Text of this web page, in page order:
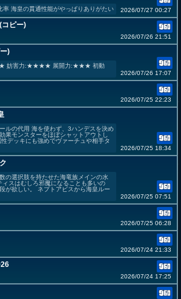
率 海皇の貫通性能がやっぱりありがたい 2026/07/27 00:27
コピー)
2026/07/26 21:51
)
妨害力:★★★★ 展開力:★★★ 初動
2026/07/26 17:07
2026/07/25 22:23
ルの代用 海を使わず、3ハンデスを決め
果モンスターをほぼシャットアウトし
デッキにも強めでヴァーチュや相手タ
2026/07/25 18:34
の選択肢を持たせた海竜族メインの水
スはむしろ邪魔になることも多いの
が欲しい。 ネプトアビスから海皇ルー
2026/07/25 07:51
2026/07/25 06:28
2026/07/24 21:33
2026/07/24 17:25